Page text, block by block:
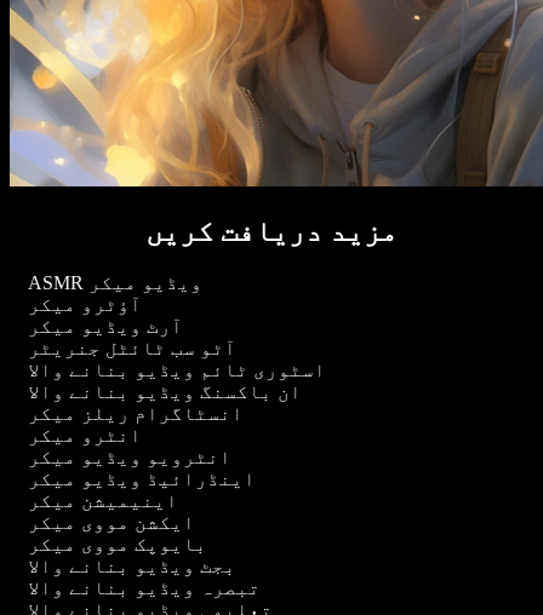
مزید دریافت کریں
ASMR ویڈیو میکر
آؤٹرو میکر
آرٹ ویڈیو میکر
آٹو سب ٹائٹل جنریٹر
اسٹوری ٹائم ویڈیو بنانے والا
ان باکسنگ ویڈیو بنانے والا
انسٹاگرام ریلز میکر
انٹرو میکر
انٹرویو ویڈیو میکر
اینڈرائیڈ ویڈیو میکر
اینیمیشن میکر
ایکشن مووی میکر
بایوپک مووی میکر
بجٹ ویڈیو بنانے والا
تبصرہ ویڈیو بنانے والا
تعلیمی ویڈیو بنانے والا